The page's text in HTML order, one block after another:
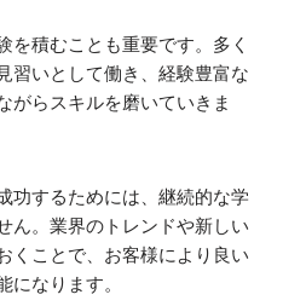
を積むことも重要です。多く
習いとして働き、経験豊富な
がらスキルを磨いていきま
功するためには、継続的な学
ん。業界のトレンドや新しい
くことで、お客様により良い
になります。